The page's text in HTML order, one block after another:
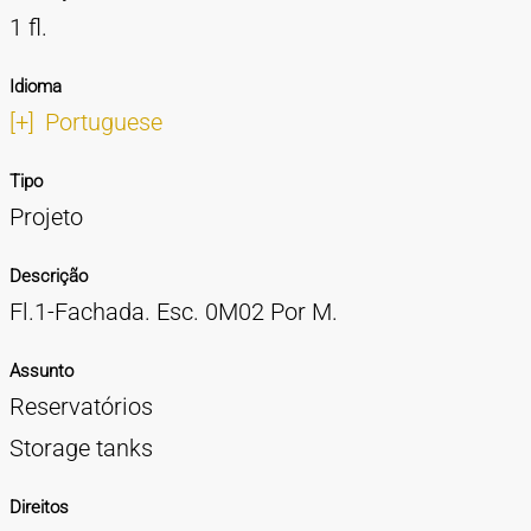
1 fl.
Idioma
[+] Portuguese
Tipo
Projeto
Descrição
Fl.1-Fachada. Esc. 0M02 Por M.
Assunto
Reservatórios
Storage tanks
Direitos